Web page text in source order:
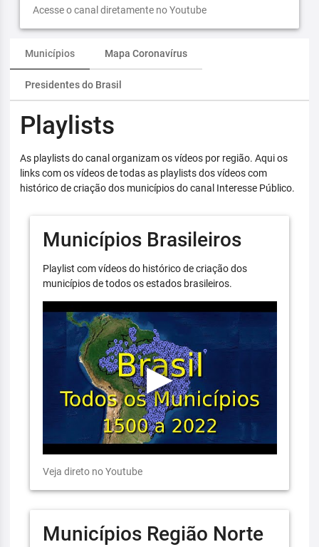
Acesse o canal diretamente no Youtube
Municípios Mapa Coronavírus
Presidentes do Brasil
Playlists
As playlists do canal organizam os vídeos por região. Aqui os
links com os vídeos de todas as playlists dos vídeos com
histórico de criação dos municípios do canal Interesse Público.
Municípios Brasileiros
Playlist com vídeos do histórico de criação dos
municípios de todos os estados brasileiros.
Veja direto no Youtube
Municípios Região Norte